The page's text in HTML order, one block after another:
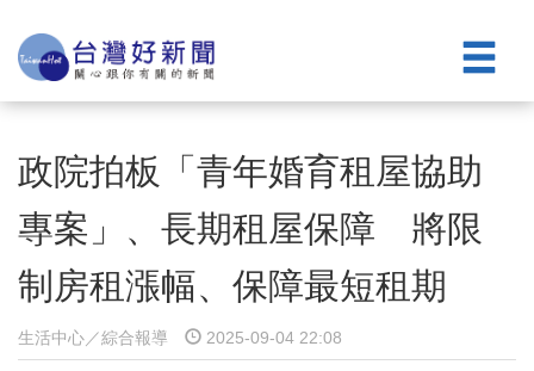
政院拍板「青年婚育租屋協助
專案」、長期租屋保障 將限
制房租漲幅、保障最短租期
生活中心／綜合報導 2025-09-04 22:08